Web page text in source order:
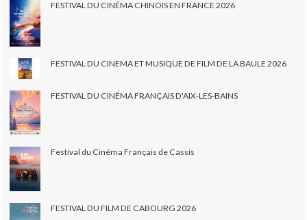
FESTIVAL DU CINÉMA CHINOIS EN FRANCE 2026
FESTIVAL DU CINEMA ET MUSIQUE DE FILM DE LA BAULE 2026
FESTIVAL DU CINÉMA FRANÇAIS D'AIX-LES-BAINS
Festival du Cinéma Français de Cassis
FESTIVAL DU FILM DE CABOURG 2026